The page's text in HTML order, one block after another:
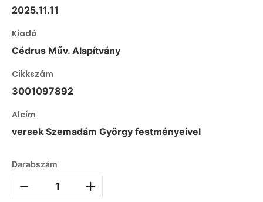
2025.11.11
Kiadó
Cédrus Műv. Alapítvány
Cikkszám
3001097892
Alcím
versek Szemadám György festményeivel
Darabszám